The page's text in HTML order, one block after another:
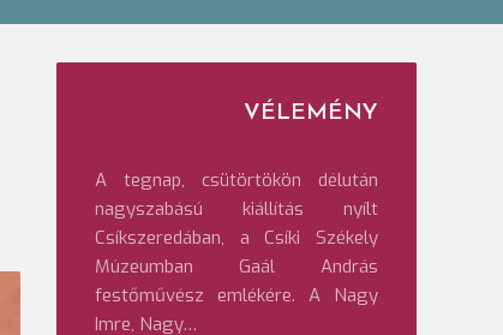
VÉLEMÉNY
A tegnap, csütörtökön délután
nagyszabású kiállítás nyílt
Csíkszeredában, a Csíki Székely
Múzeumban Gaál András
festőművész emlékére. A Nagy
Imre, Nagy…